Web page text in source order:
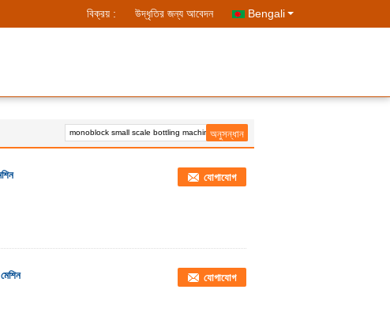
বিক্রয় : উদ্ধৃতির জন্য আবেদন Bengali
যোগাযোগ
যোগাযোগ